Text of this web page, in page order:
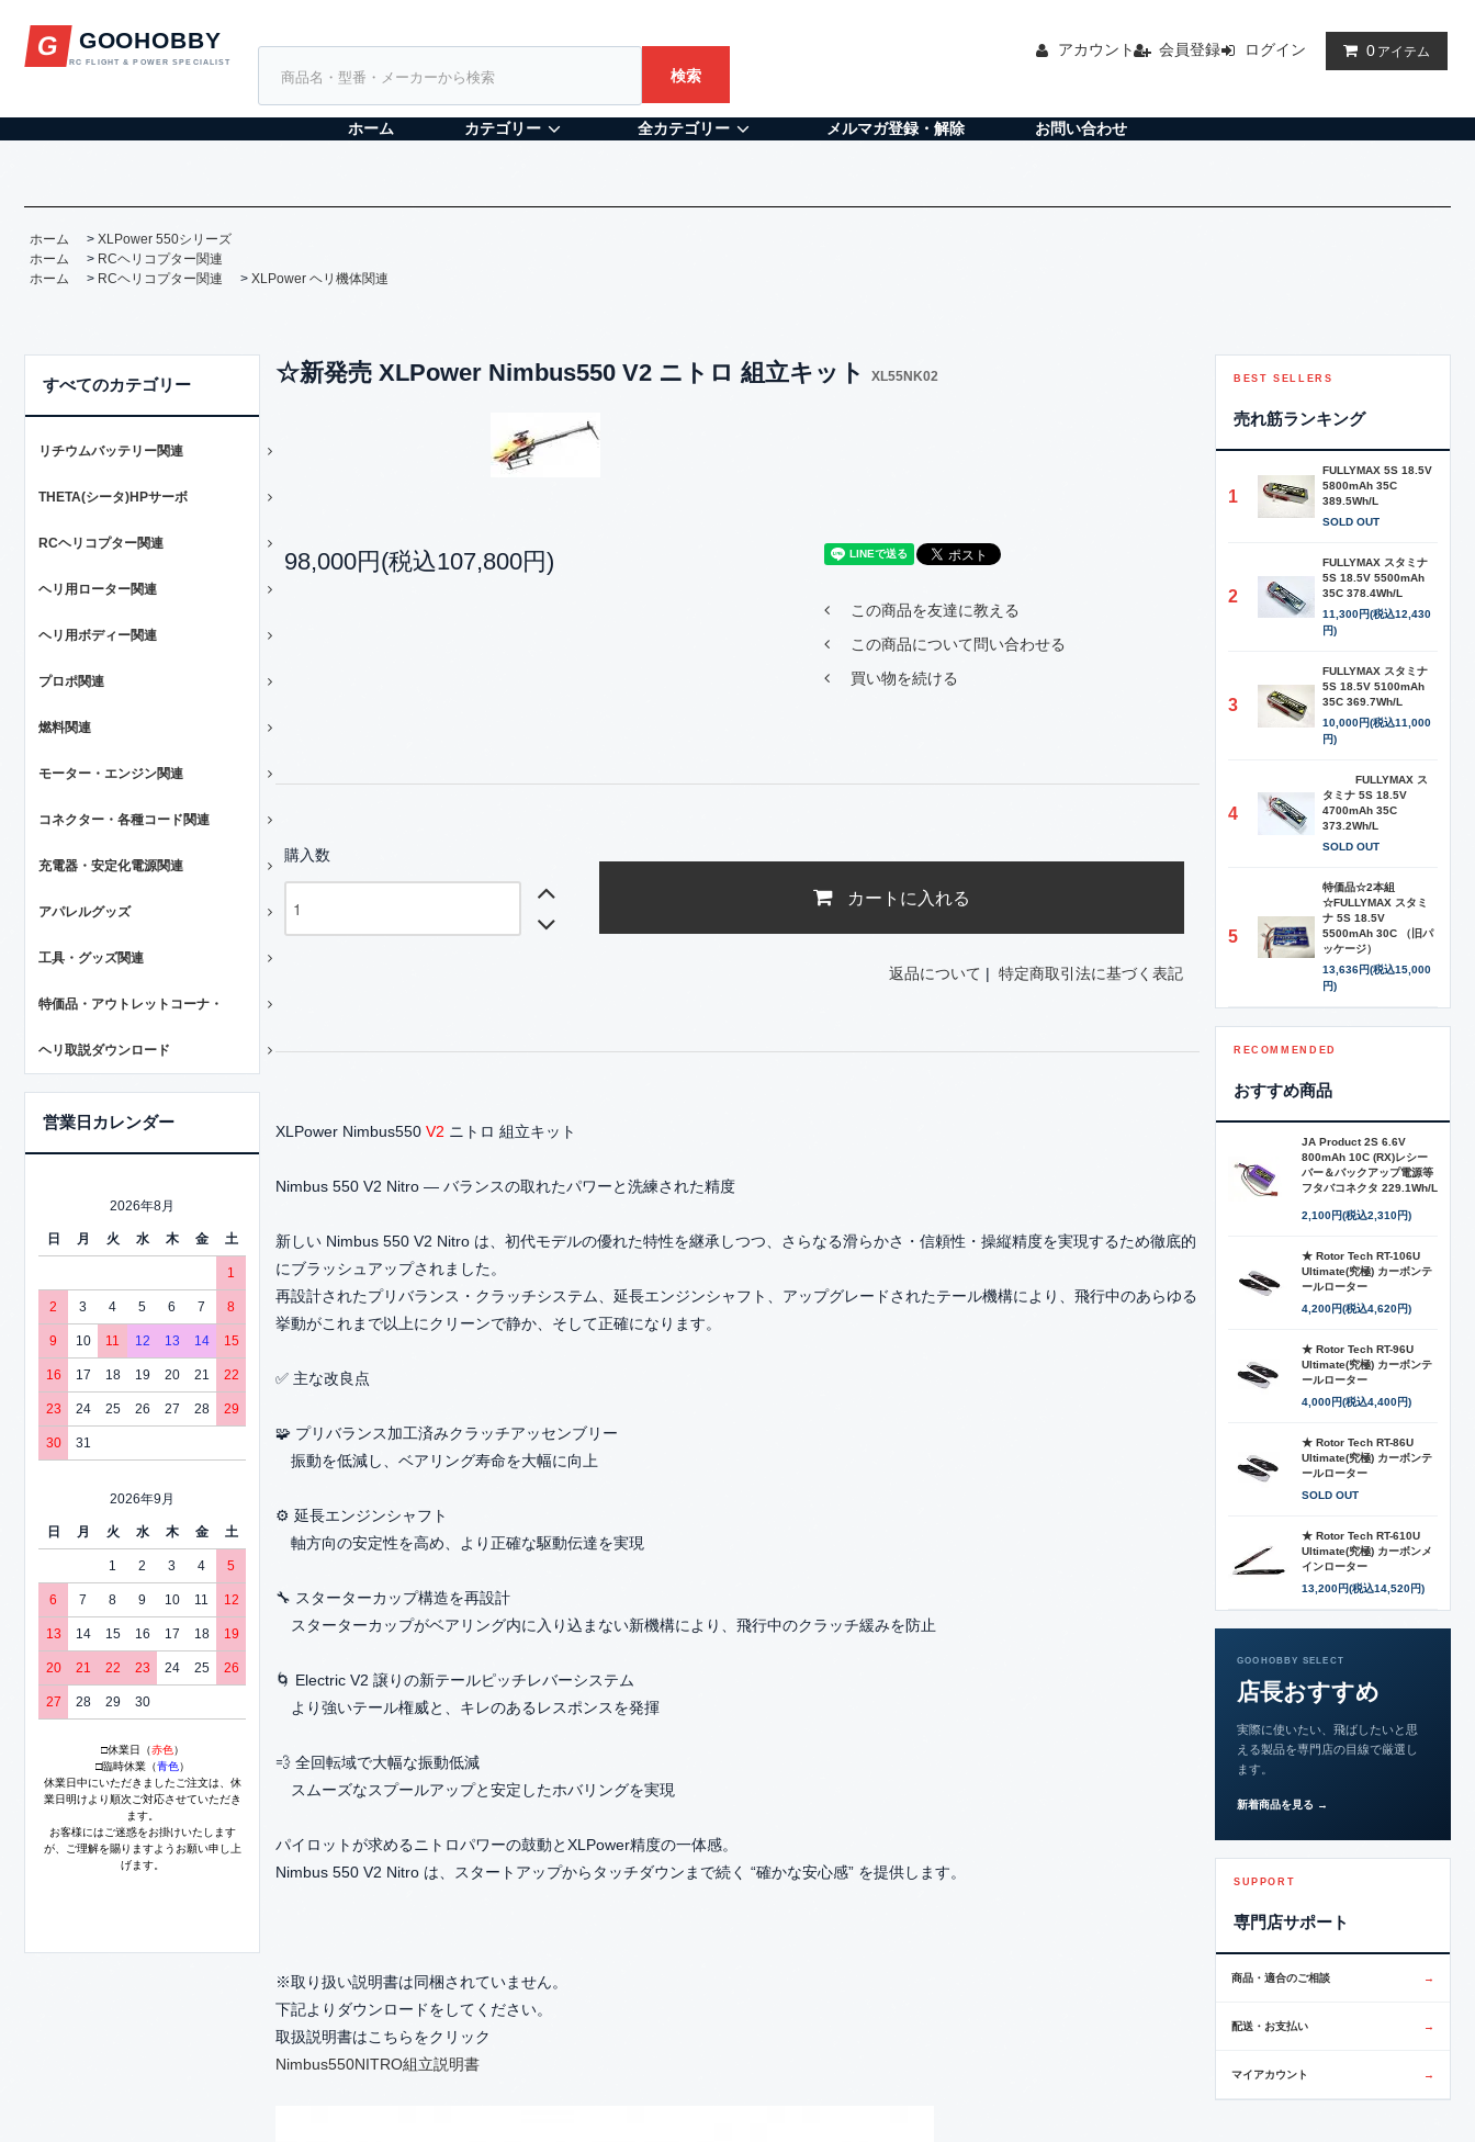
検索
アカウント 会員登録 ログイン 0 アイテム
G GOOHOBBY
RC FLIGHT & POWER SPECIALIST
ホーム カテゴリー 全カテゴリー メルマガ登録・解除 お問い合わせ
ホーム > XLPower 550シリーズ
ホーム
> RCヘリコプター関連
ホーム
> RCヘリコプター関連 > XLPower ヘリ機体関連
すべてのカテゴリー
リチウムバッテリー関連
THETA(シータ)HPサーボ
RCヘリコプター関連
ヘリ用ローター関連
ヘリ用ボディー関連
プロポ関連
燃料関連
モーター・エンジン関連
コネクター・各種コード関連
充電器・安定化電源関連
アパレルグッズ
工具・グッズ関連
特価品・アウトレットコーナ・
ヘリ取説ダウンロード
営業日カレンダー
2026年8月
日 月 火 水 木 金 土
1
2 3 4 5 6 7 8
9 10 11 12 13 14 15
16 17 18 19 20 21 22
23 24 25 26 27 28 29
30 31
2026年9月
日 月 火 水 木 金 土
1 2 3 4 5
6 7 8 9 10 11 12
13 14 15 16 17 18 19
20 21 22 23 24 25 26
27 28 29 30
□休業日（赤色）
□臨時休業（青色）
休業日中にいただきましたご注文は、休
業日明けより順次ご対応させていただき
ます。
お客様にはご迷惑をお掛けいたします
が、ご理解を賜りますようお願い申し上
げます。
☆新発売 XLPower Nimbus550 V2 ニトロ 組立キット XL55NK02
98,000円(税込107,800円)
この商品を友達に教える
この商品について問い合わせる
買い物を続ける
購入数
カートに入れる
返品について | 特定商取引法に基づく表記
XLPower Nimbus550 V2 ニトロ 組立キット
Nimbus 550 V2 Nitro — バランスの取れたパワーと洗練された精度
新しい Nimbus 550 V2 Nitro は、初代モデルの優れた特性を継承しつつ、さらなる滑らかさ・信頼性・操縦精度を実現するため徹底的
にブラッシュアップされました。
再設計されたプリバランス・クラッチシステム、延長エンジンシャフト、アップグレードされたテール機構により、飛行中のあらゆる
挙動がこれまで以上にクリーンで静か、そして正確になります。
✅ 主な改良点
🧩 プリバランス加工済みクラッチアッセンブリー
振動を低減し、ベアリング寿命を大幅に向上
⚙️ 延長エンジンシャフト
軸方向の安定性を高め、より正確な駆動伝達を実現
🔧 スターターカップ構造を再設計
スターターカップがベアリング内に入り込まない新機構により、飛行中のクラッチ緩みを防止
🌀 Electric V2 譲りの新テールピッチレバーシステム
より強いテール権威と、キレのあるレスポンスを発揮
💨 全回転域で大幅な振動低減
スムーズなスプールアップと安定したホバリングを実現
パイロットが求めるニトロパワーの鼓動とXLPower精度の一体感。
Nimbus 550 V2 Nitro は、スタートアップからタッチダウンまで続く “確かな安心感” を提供します。
※取り扱い説明書は同梱されていません。
下記よりダウンロードをしてください。
取扱説明書はこちらをクリック
Nimbus550NITRO組立説明書
BEST SELLERS
売れ筋ランキング
1
FULLYMAX 5S 18.5V
5800mAh 35C
389.5Wh/L
SOLD OUT
2
FULLYMAX スタミナ
5S 18.5V 5500mAh
35C 378.4Wh/L
11,300円(税込12,430
円)
3
FULLYMAX スタミナ
5S 18.5V 5100mAh
35C 369.7Wh/L
10,000円(税込11,000
円)
4
FULLYMAX ス
タミナ 5S 18.5V
4700mAh 35C
373.2Wh/L
SOLD OUT
5
特価品☆2本組
☆FULLYMAX スタミ
ナ 5S 18.5V
5500mAh 30C （旧パ
ッケージ）
13,636円(税込15,000
円)
RECOMMENDED
おすすめ商品
JA Product 2S 6.6V
800mAh 10C (RX)レシー
バー＆バックアップ電源等
フタバコネクタ 229.1Wh/L
2,100円(税込2,310円)
★ Rotor Tech RT-106U
Ultimate(究極) カーボンテ
ールローター
4,200円(税込4,620円)
★ Rotor Tech RT-96U
Ultimate(究極) カーボンテ
ールローター
4,000円(税込4,400円)
★ Rotor Tech RT-86U
Ultimate(究極) カーボンテ
ールローター
SOLD OUT
★ Rotor Tech RT-610U
Ultimate(究極) カーボンメ
インローター
13,200円(税込14,520円)
GOOHOBBY SELECT
店長おすすめ
実際に使いたい、飛ばしたいと思
える製品を専門店の目線で厳選し
ます。
新着商品を見る →
SUPPORT
専門店サポート
商品・適合のご相談 →
配送・お支払い →
マイアカウント →